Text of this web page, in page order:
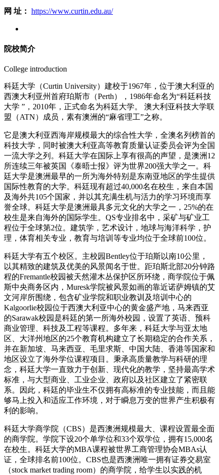
网 址： https://www.curtin.edu.au/
院校简介
College introduction
科廷大学（Curtin University）建校于1967年，位于澳大利亚的
西澳大利亚州首府珀斯市（Perth），1986年命名为“科廷科技
大学 ”，2010年，正式命名为科廷大学。 澳大利亚科技大学联
盟（ATN）成员，素有澳洲的“麻省理工”之称。
它是澳大利亚西海岸规模最大的综合性大学，全澳名列榜首的
科技大学，同时被澳大利亚高等教育质量认证委员会评为全国
一流大学之列。科廷大学在国际上享有很高的声望，是澳洲12
所连续三年被英国《泰晤士报》评为世界200强大学之一。科
廷大学是澳洲最早的一所为海外特别是东南亚地区的学生提供
国际性教育的大学。科廷现有超过40,000名在校生，来自本国
及海外共105个国家，并以其充满生机与活力的学习环境而享
誉全球。科廷大学是澳洲最具多元文化的大学之一，25%的在
校生是来自海外的国际学生。QS专业排名中，采矿与矿业工
程位于全球第2位。建筑学，艺术设计，地球与海洋科学，护
理，体育相关专业，教育与培训等专业均位于全球前100位。
科廷大学有五个校区。主校园Bentley位于珀斯以南10公里，
以其精致的建筑及优美的风景闻名于世。距珀斯北部20分钟路
程的Fremantle校园被天然灌木丛保护区所环绕，商学院位于佩
斯中央商务区内，Muresk学院被风景如画的靠近诺萨姆镇的艾
文河岸所围绕，包含矿业学院和职业教训及培训中心的
Kalgoorlie校园位于西澳大利亚中心的黄金盛产地，马来西亚
的Sarawak校园是科廷的第一所海外校园，设置了英语、预科
商业管理、科技及工程等课程。多年来，科廷大学与亚太地
区、大洋州地区的25个教育机构建立了长期稳定的合作关系，
并在新加坡、马来西亚、毛里求斯、中国大陆、香港等国家和
地区设立了海外学位课程项目。秉承高质量教学与科研的理
念，科廷大学一直致力于创新、现代化的教学，坚持最高学术
标准，与大型商业、工业企业、政府以及社区建立了紧密联
系。因此，科廷的毕业生不仅拥有高标准的专业技能，而且能
够马上投入和适应工作环境，对于瞬息万变的世界产生积极有
利的影响。
科廷大学商学院（CBS）是西澳洲规模最大、课程设置最全面
的商学院。学院下设20个单学位和33个双学位，拥有15,000名
在校生。科廷大学的MBA课程被世界工商管理协会MBAs认
证，全球排名前100位。CBS也是西澳洲唯一拥有证券交易室
（stock market trading room）的商学院，给学生以实践的机